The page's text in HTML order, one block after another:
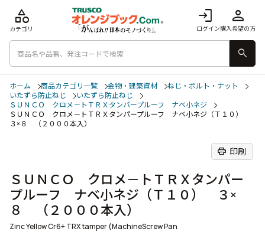
login
ログイン
person
購入希望の方
category
カテゴリ
search
ホーム 商品カテゴリ一覧 金物・建築資材
ねじ・ボルト・ナット
いたずら防止ねじ
いたずら防止ねじ
ＳＵＮＣＯ クロメ－トＴＲＸタンパープルーフ ナベ小ネジ
ＳＵＮＣＯ クロメ－トＴＲＸタンパープルーフ ナベ小ネジ（Ｔ１０）
３×８ （２０００本入）
print 印刷
ＳＵＮＣＯ クロメ－トＴＲＸタンパー
プルーフ ナベ小ネジ（Ｔ１０） ３×
８ （２０００本入）
Zinc Yellow Cr6+ TRX tamper (MachineScrew Pan